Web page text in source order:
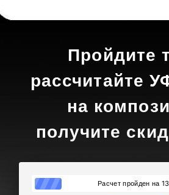
Пройдите
рассчитайте
на
получите
Расчет пройден на 13